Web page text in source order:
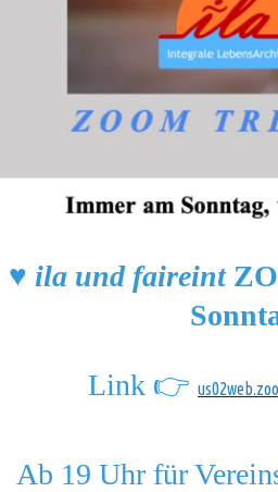
♥️ ila und faireint
Link 👉
Ab 19 Uhr für